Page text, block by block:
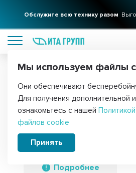
Обслужите всю технику разом
Главная Запчасти для мелкой
Мешки-пылесборники
Hanseatic, Hoover, Irit
шт, Ozone, SE-28NZ
Подробнее
Мы используем файлы
Они обеспечивают
Для получения дополнительной
ознакомьтесь с нашей
файлов cookie
Принять